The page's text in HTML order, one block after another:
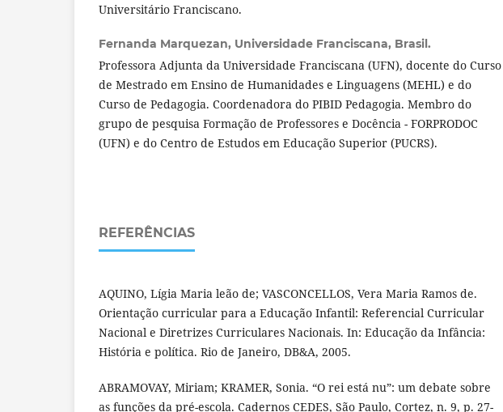
Universitário Franciscano.
Fernanda Marquezan, Universidade Franciscana, Brasil.
Professora Adjunta da Universidade Franciscana (UFN), docente do Curso
de Mestrado em Ensino de Humanidades e Linguagens (MEHL) e do
Curso de Pedagogia. Coordenadora do PIBID Pedagogia. Membro do
grupo de pesquisa Formação de Professores e Docência - FORPRODOC
(UFN) e do Centro de Estudos em Educação Superior (PUCRS).
REFERÊNCIAS
AQUINO, Lígia Maria leão de; VASCONCELLOS, Vera Maria Ramos de.
Orientação curricular para a Educação Infantil: Referencial Curricular
Nacional e Diretrizes Curriculares Nacionais. In: Educação da Infância:
História e política. Rio de Janeiro, DB&A, 2005.
ABRAMOVAY, Miriam; KRAMER, Sonia. “O rei está nu”: um debate sobre
as funções da pré-escola. Cadernos CEDES, São Paulo, Cortez, n. 9, p. 27-